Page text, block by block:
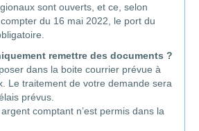
sont ouverts, et ce, selon
compter du 16 mai 2022, le port du
remettre des documents ?
dans la boite courrier prévue à
Le traitement de votre demande sera
prévus.
comptant n’est permis dans la